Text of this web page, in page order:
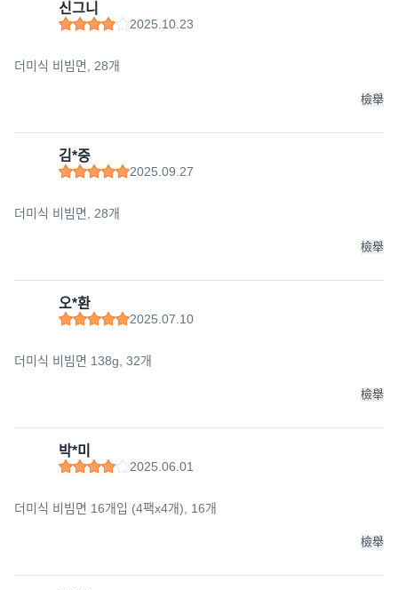
신그니
2025.10.23
더미식 비빔면, 28개
檢舉
김*중
2025.09.27
더미식 비빔면, 28개
檢舉
오*환
2025.07.10
더미식 비빔면 138g, 32개
檢舉
박*미
2025.06.01
더미식 비빔면 16개입 (4팩x4개), 16개
檢舉